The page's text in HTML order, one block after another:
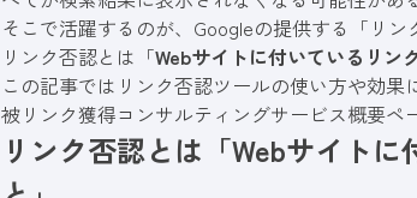
そこで活躍するのが、Googleの提供する「 リ
リンク否認とは「Webサイトに付いているリン
この記事ではリンク否認ツールの使い方や効果
被リンク獲得コンサルティングサービス概要ペ
リンク否認とは「Webサイト